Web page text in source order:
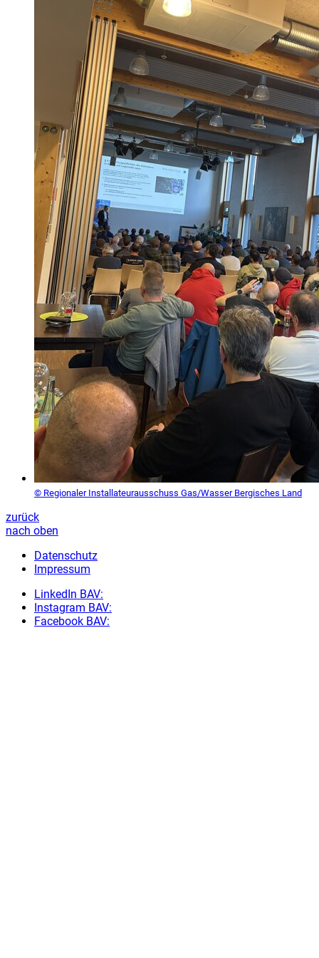
© Regionaler Installateurausschuss Gas/Wasser Bergisches Land
zurück
nach oben
Datenschutz
Impressum
LinkedIn BAV:
Instagram BAV:
Facebook BAV: